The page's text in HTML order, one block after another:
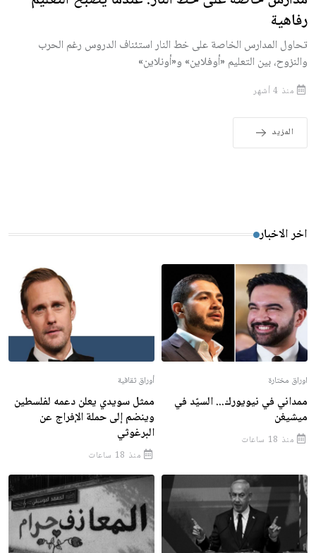
رفاهية
تحاول المدارس الخاصة على خط النار استئناف الدروس رغم الحرب
والنزوح، بين التعليم «أوفلاين» و«أونلاين»
منذ 4 أشهر
المزيد
اخر الاخبار
اوراق مختارة
ممداني في نيويورك... السيّد في
ميشيغن
منذ 18 ساعات
أوراق ثقافية
ممثل سويدي يعلن دعمه لفلسطين
وينضم إلى حملة الإفراج عن
البرغوثي
منذ 18 ساعات